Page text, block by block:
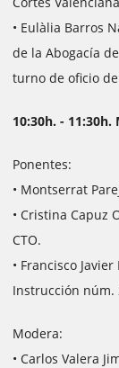
• Eulàlia Barros
de la Abogacía
turno de oficio
10:30h. - 11:30h.
Ponentes:
• Montserrat
• Cristina Capuz
CTO.
• Francisco
Instrucción núm.
Modera:
• Carlos Valera